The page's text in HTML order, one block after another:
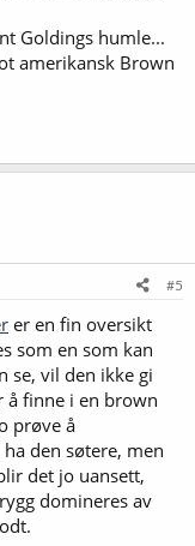
Goldings humle...
amerikansk Brown
#5
er en fin oversikt
som en som kan
se, vil den ikke gi
å finne i en brown
prøve å
den søtere, men
det jo uansett,
domineres av